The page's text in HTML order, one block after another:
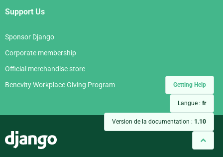
Getting Help
Langue : fr
Version de la documentation : 1.10
Support Us
Sponsor Django
Corporate membership
Official merchandise store
Benevity Workplace Giving Program